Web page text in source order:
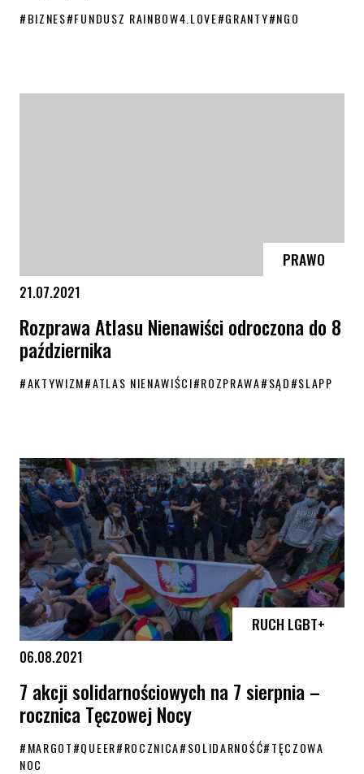
#BIZNES#FUNDUSZ RAINBOW4.LOVE#GRANTY#NGO
PRAWO
21.07.2021
Rozprawa Atlasu Nienawiści odroczona do 8
października
#AKTYWIZM#ATLAS NIENAWIŚCI#ROZPRAWA#SĄD#SLAPP
RUCH LGBT+
06.08.2021
7 akcji solidarnościowych na 7 sierpnia –
rocznica Tęczowej Nocy
#MARGOT#QUEER#ROCZNICA#SOLIDARNOŚĆ#TĘCZOWA
NOC